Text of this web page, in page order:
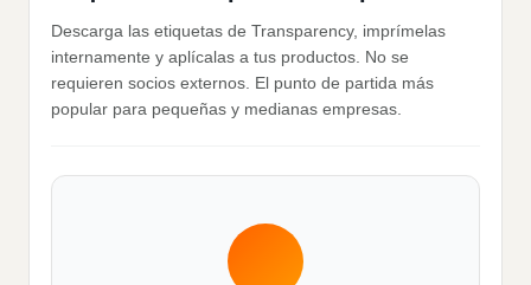
Descarga las etiquetas de Transparency, imprímelas
internamente y aplícalas a tus productos. No se
requieren socios externos. El punto de partida más
popular para pequeñas y medianas empresas.